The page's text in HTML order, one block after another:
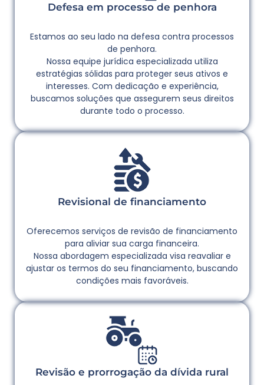
Defesa em processo de penhora
Estamos ao seu lado na defesa contra processos
de penhora.
Nossa equipe jurídica especializada utiliza
estratégias sólidas para proteger seus ativos e
interesses. Com dedicação e experiência,
buscamos soluções que assegurem seus direitos
durante todo o processo.
Revisional de financiamento
Oferecemos serviços de revisão de financiamento
para aliviar sua carga financeira.
Nossa abordagem especializada visa reavaliar e
ajustar os termos do seu financiamento, buscando
condições mais favoráveis.
Revisão e prorrogação da dívida rural